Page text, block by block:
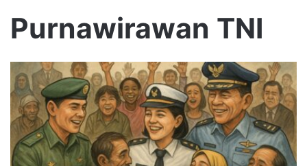
Purnawirawan TNI